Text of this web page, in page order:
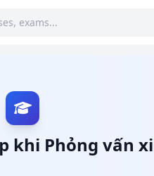
khi Phỏng vấn